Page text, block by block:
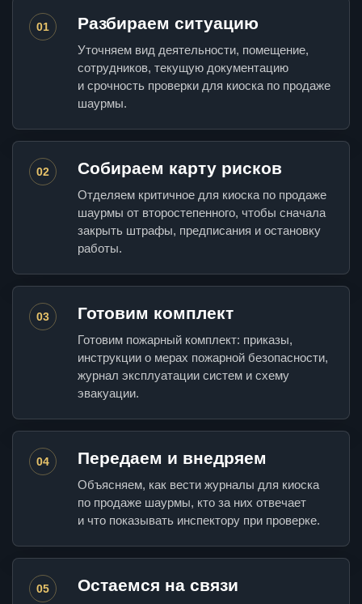
01 Разбираем ситуацию
Уточняем вид деятельности, помещение,
сотрудников, текущую документацию
и срочность проверки для киоска по продаже
шаурмы.
02 Собираем карту рисков
Отделяем критичное для киоска по продаже
шаурмы от второстепенного, чтобы сначала
закрыть штрафы, предписания и остановку
работы.
03 Готовим комплект
Готовим пожарный комплект: приказы,
инструкции о мерах пожарной безопасности,
журнал эксплуатации систем и схему
эвакуации.
04 Передаем и внедряем
Объясняем, как вести журналы для киоска
по продаже шаурмы, кто за них отвечает
и что показывать инспектору при проверке.
05 Остаемся на связи